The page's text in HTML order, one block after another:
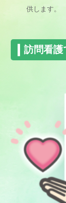
供します。
訪問看護